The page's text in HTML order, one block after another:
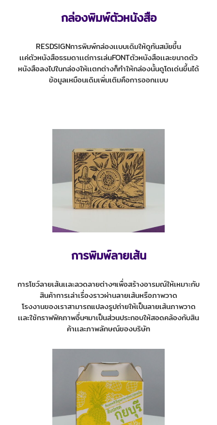
กล่องพิมพ์ตัวหนังสือ
RESDSIGNการพิมพ์กล่องเเบบเดิมให้ดูทันสมัยขึ้น
เเค่ตัวหนังสือธรมดาเเต่การเล่นFONTตัวหนังสือเเละขนาดตัว
หนังสือลงไปในกล่องให้เเตกต่างก็ทำให้กล่องนั้นดูโดเด่นขึ้นได้
ข้อมูลเหมือนเดิมเพิ่มเติมคือการออกเเบบ
การพิมพ์ลายเส้น
การโชว์ลายเส้นเเละลวดลายต่างๆเพื่อสร้างอารมณ์ให้เหมาะกับ
สินค้าการเล่าเรื่องราวผ่านลายเส้นหรือภาพวาด
โรงงานของเราสามารถแปลงรูปถ่ายให้เป็นลายเส้นภาพวาด
เเละใช้กราฟฟิคภาพอื่นๆมาเป็นส่วนประกอบให้สอดคล้องกับสิน
ค้าเเละภาพลักษณ์ของบริษัท